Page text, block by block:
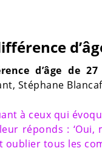
d’âge de
Stéphane
à ceux qui
réponds : ‘Oui,
oublier tous les